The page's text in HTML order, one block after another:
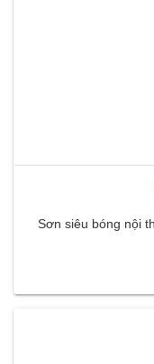
Sơn siêu bóng nội